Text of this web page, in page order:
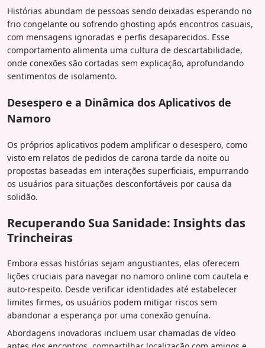
Histórias abundam de pessoas sendo deixadas esperando no
frio congelante ou sofrendo ghosting após encontros casuais,
com mensagens ignoradas e perfis desaparecidos. Esse
comportamento alimenta uma cultura de descartabilidade,
onde conexões são cortadas sem explicação, aprofundando
sentimentos de isolamento.
Desespero e a Dinâmica dos Aplicativos de
Namoro
Os próprios aplicativos podem amplificar o desespero, como
visto em relatos de pedidos de carona tarde da noite ou
propostas baseadas em interações superficiais, empurrando
os usuários para situações desconfortáveis por causa da
solidão.
Recuperando Sua Sanidade: Insights das
Trincheiras
Embora essas histórias sejam angustiantes, elas oferecem
lições cruciais para navegar no namoro online com cautela e
auto-respeito. Desde verificar identidades até estabelecer
limites firmes, os usuários podem mitigar riscos sem
abandonar a esperança por uma conexão genuína.
Abordagens inovadoras incluem usar chamadas de vídeo